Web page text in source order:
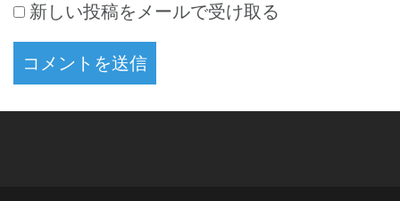
新しい投稿をメールで受け取る